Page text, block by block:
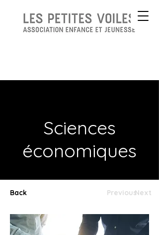
Sciences
économiques
Back PreviousNext